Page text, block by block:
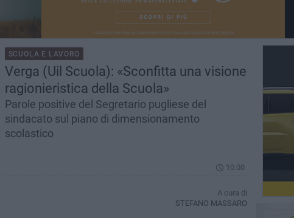
SCUOLA E LAVORO
Verga (Uil Scuola): «Sconfitta una visione
ragionieristica della Scuola»
Parole positive del Segretario pugliese del
sindacato sul piano di dimensionamento
scolastico
10.00
A cura di
STEFANO MASSARO